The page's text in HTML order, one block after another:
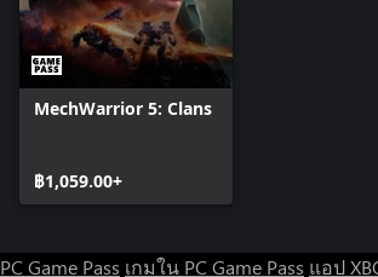
MechWarrior 5: Clans
฿1,059.00+
PC Game Pass เกมใน PC Game Pass แอป